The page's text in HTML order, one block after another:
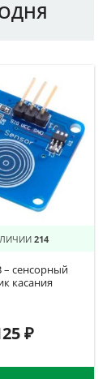
214
– сенсорный
касания
₽